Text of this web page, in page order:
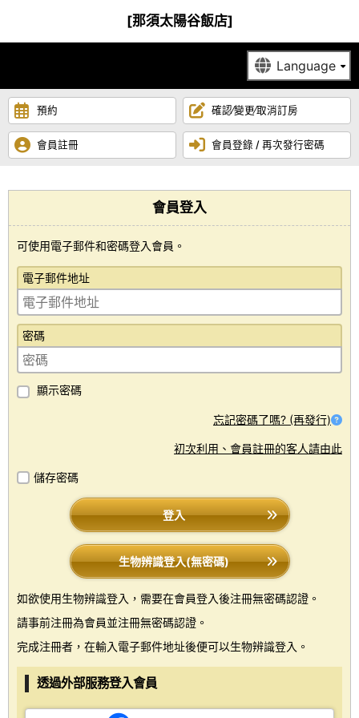
[那須太陽谷飯店]
預約 確認∕變更∕取消訂房
會員註冊 會員登錄 / 再次發行密碼
會員登入
可使用電子郵件和密碼登入會員。
電子郵件地址
密碼
顯示密碼
忘記密碼了嗎? (再發行)
初次利用、會員註冊的客人請由此
儲存密碼
登入
生物辨識登入(無密碼)
如欲使用生物辨識登入，需要在會員登入後注冊無密碼認證。
請事前注冊為會員並注冊無密碼認證。
完成注冊者，在輸入電子郵件地址後便可以生物辨識登入。
透過外部服務登入會員